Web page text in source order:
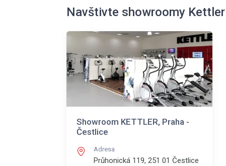
Navštivte showroomy Kettler
Showroom KETTLER, Praha -
Čestlice
Adresa
Průhonická 119, 251 01 Čestlice